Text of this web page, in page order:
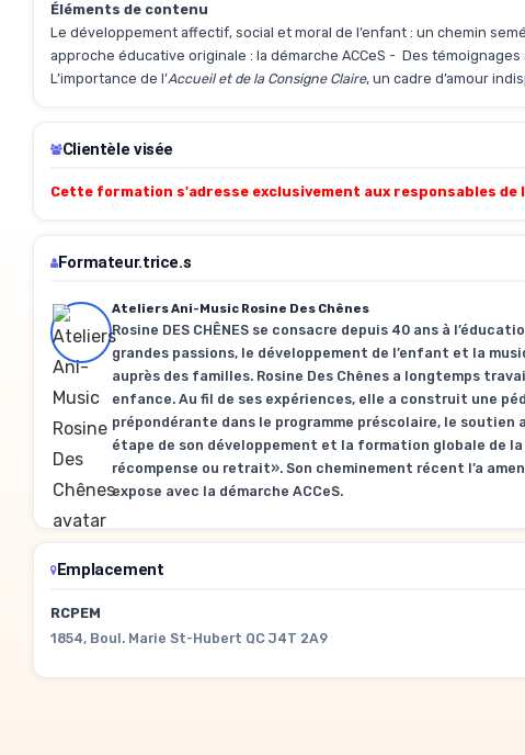
Éléments de contenu
Le développement affectif, social et moral de l’enfant : un chemin
approche éducative originale : la démarche ACCeS - Des
L’importance de l’Accueil et de la Consigne Claire, un cadre d’amour
Clientèle visée
Cette formation s'adresse exclusivement aux responsables de
Formateur.trice.s
Ateliers Ani-Music Rosine Des Chênes
Rosine DES CHÊNES se consacre depuis 40 ans à
grandes passions, le développement de l’enfant et la
auprès des familles. Rosine Des Chênes a longtemps
enfance. Au fil de ses expériences, elle a construit une
prépondérante dans le programme préscolaire, le
étape de son développement et la formation globale de
récompense ou retrait». Son cheminement récent l’a
expose avec la démarche ACCeS.
Emplacement
RCPEM
1854, Boul. Marie St-Hubert QC J4T 2A9